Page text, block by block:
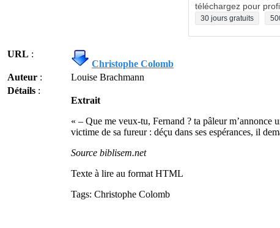
téléchargez pour
30 jours gratuits
URL :
Christophe Colomb
Auteur :
Louise Brachmann
Détails :
Extrait
« – Que me veux-tu, Fernand ? ta pâleur
victime de sa fureur : déçu dans ses espérances, il
Source biblisem.net
Texte à lire au format HTML
Tags: Christophe Colomb